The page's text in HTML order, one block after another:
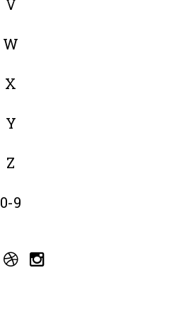
V
W
X
Y
Z
0-9